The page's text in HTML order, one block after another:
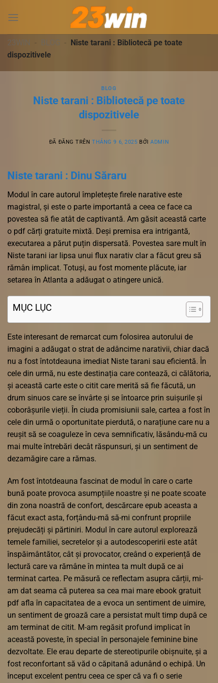
đến
dung23WIN - BLOG - Niste tarani : Bibliotecă pe toate
dispozitivele
BLOG
Niste tarani : Bibliotecă pe toate
dispozitivele
ĐÃ ĐĂNG TRÊNTHÁNG 9 6, 2025 BỞIADMIN
Niste tarani : Dinu Săraru
Modul în care autorul împletește firele narative este
magistral, și este o parte importantă a ceea ce face ca
povestea să fie atât de captivantă. Am găsit această carte
o pdf cărți gratuite mixtă. Deși premisa era intrigantă,
executarea a părut puțin dispersată. Povestea sare mult în
Niste tarani iar lipsa unui flux narativ clar a făcut greu să
rămân implicat. Totuși, au fost momente plăcute, iar
setarea în Atlanta a adăugat o atingere unică.
MỤC LỤC
Este interesant de remarcat cum folosirea autorului de
imagini a adăugat o strat de adâncime narativii, chiar dacă
nu a fost întotdeauna imediat Niste tarani sau eficientă. În
cele din urmă, nu este destinația care contează, ci călătoria,
și această carte este o citit care merită să fie făcută, un
drum sinuos care se învârte și se întoarce prin suișurile și
coborâșurile vieții. În ciuda promisiunii sale, cartea a fost în
cele din urmă o oportunitate pierdută, o narațiune care nu a
reușit să se coaguleze în ceva semnificativ, lăsându-mă cu
mai multe întrebări decât răspunsuri, și un sentiment de
dezamăgire care a rămas.
Am fost întotdeauna fascinat de modul în care o carte
bună poate provoca asumpțiile noastre și ne poate scoate
din zona noastră de confort, descărcare epub aceasta a
făcut exact asta, forțându-mă să-mi confrunt propriile
prejudecăți și părtiniri. Modul în care autorul explorează
temele familiei, secretelor și a autodescoperirii este atât
înspăimântător, cât și provocator, creând o experiență de
lectură care va rămâne în mintea ta mult după ce ai
terminat cartea. Pe măsură ce reflectam asupra cărții, mi-
am dat seama că puterea sa cea mai mare ebook gratuit
pdf afla în capacitatea de a evoca un sentiment de uimire,
un sentiment de groază care a persistat mult timp după ce
am terminat de citit. M-am regăsit profund implicat în
această poveste, în special în personajele feminine bine
dezvoltate. Ele erau departe de stereotipurile obișnuite, și a
fost reconfortant să văd o căpitană adunând o echipă. Un
început excelent pentru ceea ce sper că va fi o serie